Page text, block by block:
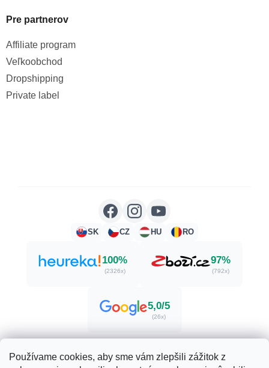
Používame cookies, aby sme vám zlepšili zážitok z
Pre partnerov
Affiliate program
Veľkoobchod
Dropshipping
Private label
SK CZ HU RO
100%
(2326x)
97%
(792x)
5,0/5
(26x)